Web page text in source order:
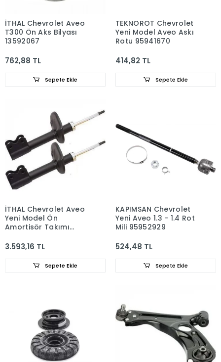
İTHAL Chevrolet Aveo
T300 Ön Aks Bilyası
13592067
762,88 TL
Sepete Ekle
TEKNOROT Chevrolet
Yeni Model Aveo Askı
Rotu 95941670
414,82 TL
Sepete Ekle
İTHAL Chevrolet Aveo
Yeni Model Ön
Amortisör Takımı
3.593,16 TL
Sepete Ekle
KAPIMSAN Chevrolet
Yeni Aveo 1.3 - 1.4 Rot
Mili 95952929
524,48 TL
Sepete Ekle